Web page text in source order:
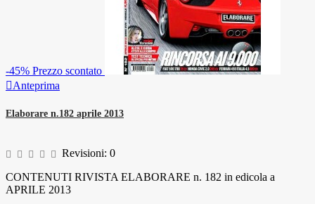
-45% Prezzo scontato
Anteprima
Elaborare n.182 aprile 2013
Revisioni: 0
CONTENUTI RIVISTA ELABORARE n. 182 in edicola a
APRILE 2013